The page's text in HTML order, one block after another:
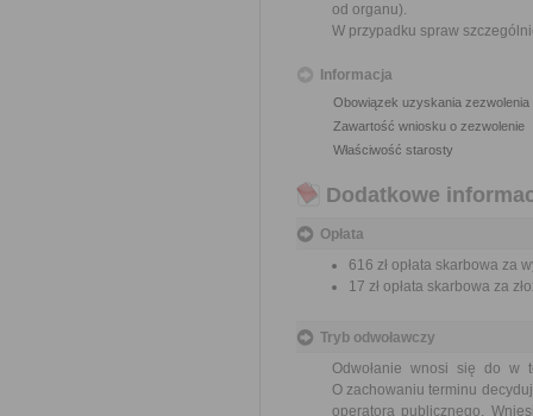
od organu).
W przypadku spraw
Informacja
Obowiązek uzyskania zezwolenia
Zawartość wniosku o zezwolenie
Właściwość starosty
Dodatkowe
Opłata
616 zł opłata skarbowa za
17 zł opłata skarbowa za
Tryb odwoławczy
Odwołanie wnosi się do w
O zachowaniu terminu
operatora publicznego.